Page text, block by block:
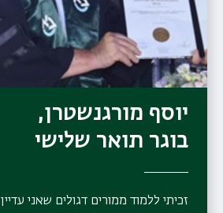
יוסף מורגנשטרן,
בוגר תואר שלישי
זכיתי ללמוד ממורים דגולים שאני עדיין